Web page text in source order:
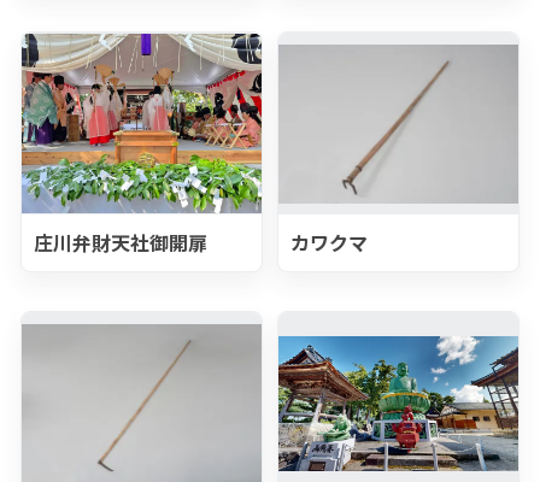
庄川弁財天社御開扉 カワクマ